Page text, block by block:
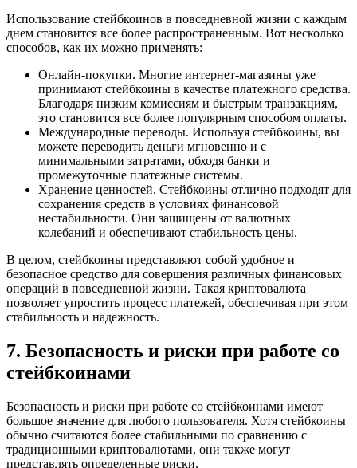
Использование стейбкоинов в повседневной жизни с каждым
днем становится все более распространенным. Вот несколько
способов, как их можно применять:
Онлайн-покупки. Многие интернет-магазины уже
принимают стейбкоины в качестве платежного средства.
Благодаря низким комиссиям и быстрым транзакциям,
это становится все более популярным способом оплаты.
Международные переводы. Используя стейбкоины, вы
можете переводить деньги мгновенно и с
минимальными затратами, обходя банки и
промежуточные платежные системы.
Хранение ценностей. Стейбкоины отлично подходят для
сохранения средств в условиях финансовой
нестабильности. Они защищены от валютных
колебаний и обеспечивают стабильность цены.
В целом, стейбкоины представляют собой удобное и
безопасное средство для совершения различных финансовых
операций в повседневной жизни. Такая криптовалюта
позволяет упростить процесс платежей, обеспечивая при этом
стабильность и надежность.
7. Безопасность и риски при работе со
стейбкоинами
Безопасность и риски при работе со стейбкоинами имеют
большое значение для любого пользователя. Хотя стейбкоины
обычно считаются более стабильными по сравнению с
традиционными криптовалютами, они также могут
представлять определенные риски.